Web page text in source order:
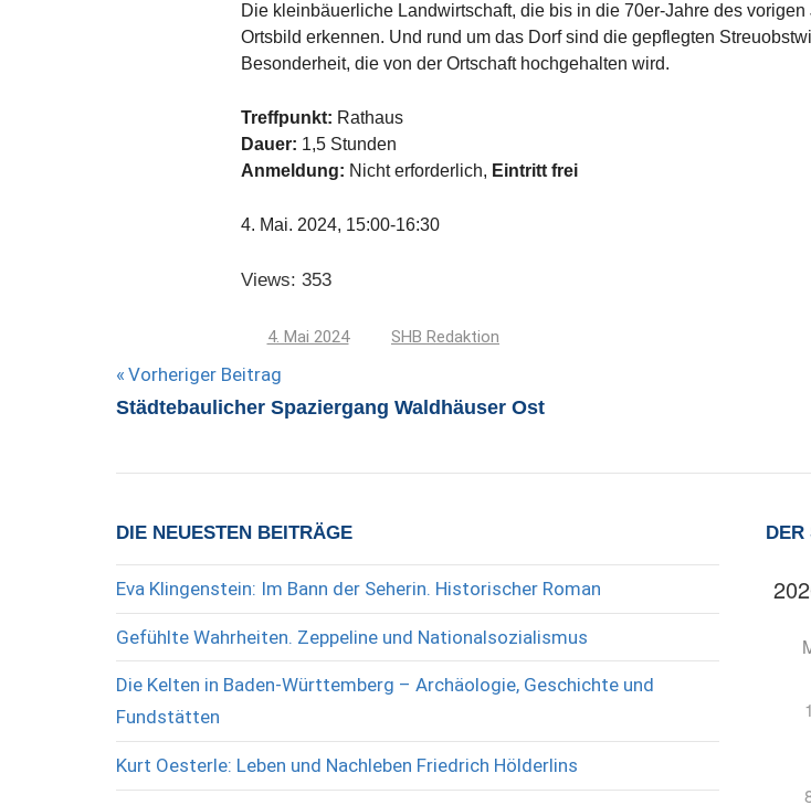
Die kleinbäuerliche Landwirtschaft, die bis in die 70er-Jahre des
Ortsbild erkennen. Und rund um das Dorf sind die gepflegten
Besonderheit, die von der Ortschaft hochgehalten wird.
Treffpunkt: Rathaus
Dauer: 1,5 Stunden
Anmeldung: Nicht erforderlich, Eintritt frei
4. Mai. 2024, 15:00-16:30
Views: 353
4. Mai 2024 SHB Redaktion
Beitragsnavigation
Vorheriger Beitrag
Städtebaulicher Spaziergang Waldhäuser Ost
DIE NEUESTEN BEITRÄGE
Eva Klingenstein: Im Bann der Seherin. Historischer Roman
Gefühlte Wahrheiten. Zeppeline und Nationalsozialismus
Die Kelten in Baden-Württemberg – Archäologie, Geschichte und
Fundstätten
Kurt Oesterle: Leben und Nachleben Friedrich Hölderlins
1